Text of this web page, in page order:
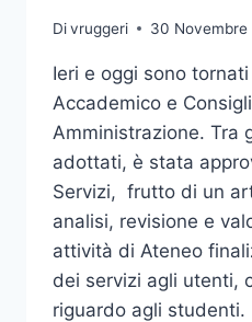
Divruggeri 30 Novembre
Ieri e oggi sono
Accademico e
Amministrazione. Tra
adottati, è stata
Servizi, frutto di un
analisi, revisione e
attività di Ateneo
dei servizi agli utenti,
riguardo agli studenti.